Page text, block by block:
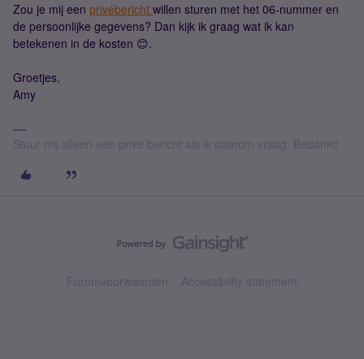
Zou je mij een privébericht willen sturen met het 06-nummer en
de persoonlijke gegevens? Dan kijk ik graag wat ik kan
betekenen in de kosten 😊.
Groetjes,
Amy
Stuur mij alleen een privé bericht als ik daarom vraag. Bedankt!
Forumvoorwaarden Accessibility statement